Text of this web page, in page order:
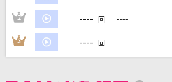
Rea(s)oN
神崎エルザ starring ReoNa
2 ---- 回 ----
3 ---- 回 ----